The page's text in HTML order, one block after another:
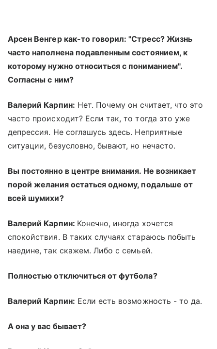
Арсен Венгер как-то говорил: "Стресс? Жизнь
часто наполнена подавленным состоянием, к
которому нужно относиться с пониманием".
Согласны с ним?
Валерий Карпин: Нет. Почему он считает, что это
часто происходит? Если так, то тогда это уже
депрессия. Не соглашусь здесь. Неприятные
ситуации, безусловно, бывают, но нечасто.
Вы постоянно в центре внимания. Не возникает
порой желания остаться одному, подальше от
всей шумихи?
Валерий Карпин: Конечно, иногда хочется
спокойствия. В таких случаях стараюсь побыть
наедине, так скажем. Либо с семьей.
Полностью отключиться от футбола?
Валерий Карпин: Если есть возможность - то да.
А она у вас бывает?